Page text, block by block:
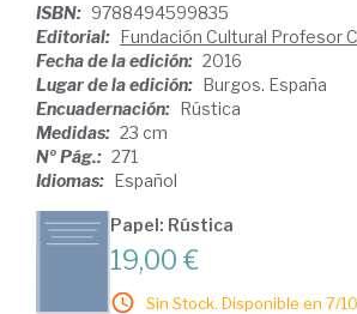
ISBN: 9788494599835
Editorial: Fundación Cultural Profesor
Fecha de la edición: 2016
Lugar de la edición: Burgos. España
Encuadernación: Rústica
Medidas: 23 cm
Nº Pág.: 271
Idiomas: Español
Papel: Rústica
19,00 €
Sin Stock. Disponible en 7/